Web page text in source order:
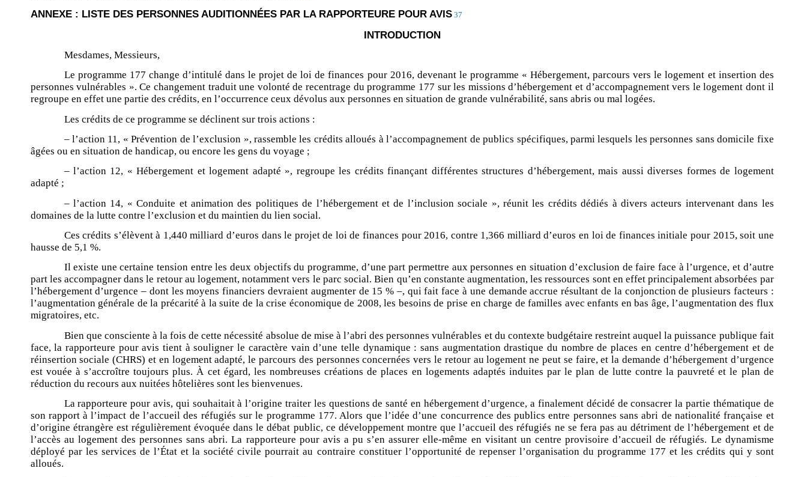
ANNEXE : LISTE DES PERSONNES AUDITIONNÉES PAR LA RAPPORTEURE POUR AVIS37
INTRODUCTION
Mesdames, Messieurs,
Le programme 177 change d’intitulé dans le projet de loi de finances pour 2016, devenant le programme « Hébergement, parcours vers le logement et insertion des
personnes vulnérables ». Ce changement traduit une volonté de recentrage du programme 177 sur les missions d’hébergement et d’accompagnement vers le logement dont il
regroupe en effet une partie des crédits, en l’occurrence ceux dévolus aux personnes en situation de grande vulnérabilité, sans abris ou mal logées.
Les crédits de ce programme se déclinent sur trois actions :
– l’action 11, « Prévention de l’exclusion », rassemble les crédits alloués à l’accompagnement de publics spécifiques, parmi lesquels les personnes sans domicile fixe
âgées ou en situation de handicap, ou encore les gens du voyage ;
– l’action 12, « Hébergement et logement adapté », regroupe les crédits finançant différentes structures d’hébergement, mais aussi diverses formes de logement
adapté ;
– l’action 14, « Conduite et animation des politiques de l’hébergement et de l’inclusion sociale », réunit les crédits dédiés à divers acteurs intervenant dans les
domaines de la lutte contre l’exclusion et du maintien du lien social.
Ces crédits s’élèvent à 1,440 milliard d’euros dans le projet de loi de finances pour 2016, contre 1,366 milliard d’euros en loi de finances initiale pour 2015, soit une
hausse de 5,1 %.
Il existe une certaine tension entre les deux objectifs du programme, d’une part permettre aux personnes en situation d’exclusion de faire face à l’urgence, et d’autre
part les accompagner dans le retour au logement, notamment vers le parc social. Bien qu’en constante augmentation, les ressources sont en effet principalement absorbées par
l’hébergement d’urgence – dont les moyens financiers devraient augmenter de 15 % –, qui fait face à une demande accrue résultant de la conjonction de plusieurs facteurs :
l’augmentation générale de la précarité à la suite de la crise économique de 2008, les besoins de prise en charge de familles avec enfants en bas âge, l’augmentation des flux
migratoires, etc.
Bien que consciente à la fois de cette nécessité absolue de mise à l’abri des personnes vulnérables et du contexte budgétaire restreint auquel la puissance publique fait
face, la rapporteure pour avis tient à souligner le caractère vain d’une telle dynamique : sans augmentation drastique du nombre de places en centre d’hébergement et de
réinsertion sociale (CHRS) et en logement adapté, le parcours des personnes concernées vers le retour au logement ne peut se faire, et la demande d’hébergement d’urgence
est vouée à s’accroître toujours plus. À cet égard, les nombreuses créations de places en logements adaptés induites par le plan de lutte contre la pauvreté et le plan de
réduction du recours aux nuitées hôtelières sont les bienvenues.
La rapporteure pour avis, qui souhaitait à l’origine traiter les questions de santé en hébergement d’urgence, a finalement décidé de consacrer la partie thématique de
son rapport à l’impact de l’accueil des réfugiés sur le programme 177. Alors que l’idée d’une concurrence des publics entre personnes sans abri de nationalité française et
d’origine étrangère est régulièrement évoquée dans le débat public, ce développement montre que l’accueil des réfugiés ne se fera pas au détriment de l’hébergement et de
l’accès au logement des personnes sans abri. La rapporteure pour avis a pu s’en assurer elle-même en visitant un centre provisoire d’accueil de réfugiés. Le dynamisme
déployé par les services de l’État et la société civile pourrait au contraire constituer l’opportunité de repenser l’organisation du programme 177 et les crédits qui y sont
alloués.